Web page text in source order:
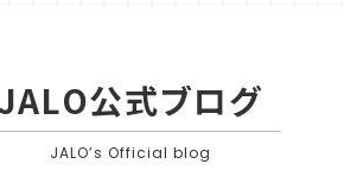
公式ブログ
JALO’s Official blog